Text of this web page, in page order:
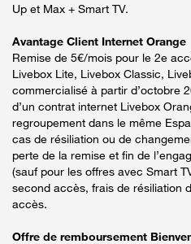
Up et Max + Smart TV.
Avantage Client Internet Orange
Remise de 5€/mois pour le 2e
Livebox Lite, Livebox Classic,
commercialisé à partir d’octobre
d’un contrat internet Livebox
regroupement dans le même
cas de résiliation ou de
perte de la remise et fin de
(sauf pour les offres avec Smart
second accès, frais de résiliation
accès.
Offre de remboursement